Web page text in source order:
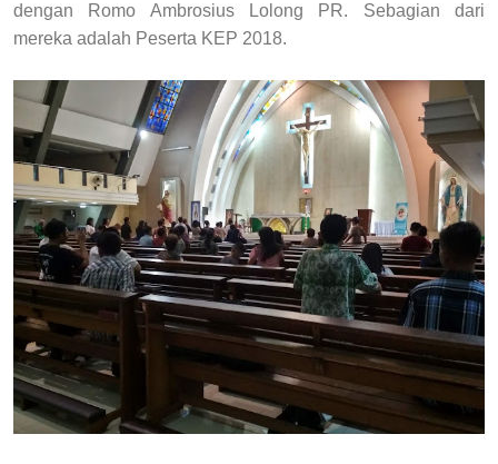
dengan Romo Ambrosius Lolong PR. Sebagian dari
mereka adalah Peserta KEP 2018.